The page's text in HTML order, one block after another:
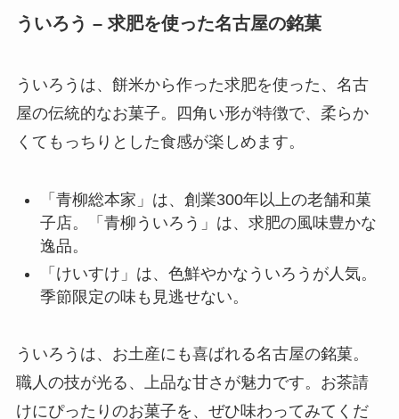
ういろう – 求肥を使った名古屋の銘菓
ういろうは、餅米から作った求肥を使った、名古
屋の伝統的なお菓子。四角い形が特徴で、柔らか
くてもっちりとした食感が楽しめます。
「青柳総本家」は、創業300年以上の老舗和菓
子店。「青柳ういろう」は、求肥の風味豊かな
逸品。
「けいすけ」は、色鮮やかなういろうが人気。
季節限定の味も見逃せない。
ういろうは、お土産にも喜ばれる名古屋の銘菓。
職人の技が光る、上品な甘さが魅力です。お茶請
けにぴったりのお菓子を、ぜひ味わってみてくだ